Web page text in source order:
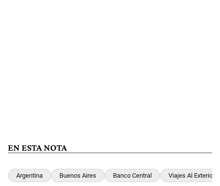
EN ESTA NOTA
Argentina Buenos Aires Banco Central Viajes Al Exterior